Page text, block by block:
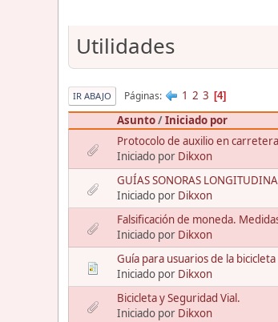
Utilidades
IR ABAJO Páginas 1 2 3 4
Asunto/Iniciado por
Protocolo de auxilio en carretera
Iniciado por Dikxon
GUÍAS SONORAS
Iniciado por Dikxon
Falsificación de moneda.
Iniciado por Dikxon
Guía para usuarios de la bicicleta
Iniciado por Dikxon
Bicicleta y Seguridad Vial.
Iniciado por Dikxon